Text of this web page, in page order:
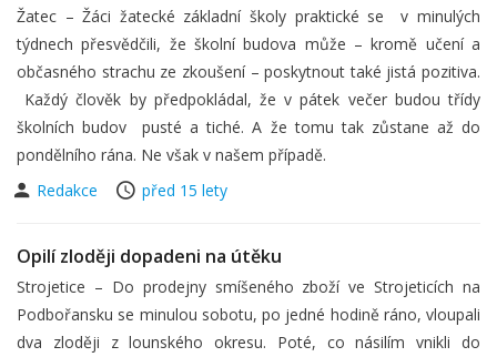
Žatec – Žáci žatecké základní školy praktické se v minulých
týdnech přesvědčili, že školní budova může – kromě učení a
občasného strachu ze zkoušení – poskytnout také jistá pozitiva.
Každý člověk by předpokládal, že v pátek večer budou třídy
školních budov pusté a tiché. A že tomu tak zůstane až do
pondělního rána. Ne však v našem případě.
Redakce
před 15 lety
Opilí zloději dopadeni na útěku
Strojetice – Do prodejny smíšeného zboží ve Strojeticích na
Podbořansku se minulou sobotu, po jedné hodině ráno, vloupali
dva zloději z lounského okresu. Poté, co násilím vnikli do